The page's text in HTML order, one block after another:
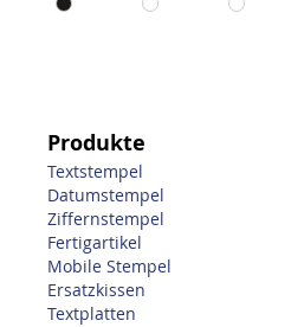
Produkte
Textstempel
Datumstempel
Ziffernstempel
Fertigartikel
Mobile Stempel
Ersatzkissen
Textplatten